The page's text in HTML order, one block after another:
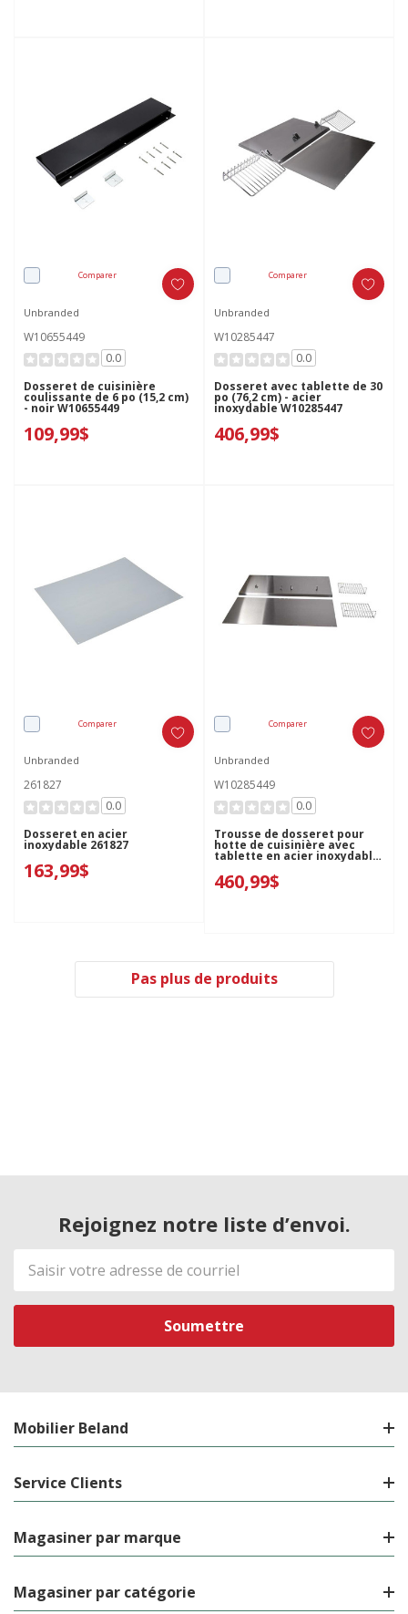
Comparer
Unbranded
W10655449
0.0
Dosseret de cuisinière
coulissante de 6 po (15,2 cm)
- noir W10655449
109,99$
Comparer
Unbranded
W10285447
0.0
Dosseret avec tablette de 30
po (76,2 cm) - acier
inoxydable W10285447
406,99$
Comparer
Unbranded
261827
0.0
Dosseret en acier
inoxydable 261827
163,99$
Comparer
Unbranded
W10285449
0.0
Trousse de dosseret pour
hotte de cuisinière avec
tablette en acier inoxydable
- 48 po (121,9 cm) W10285449
460,99$
Pas plus de produits
Rejoignez notre liste d’envoi.
Adresse
de
courriel
Mobilier Beland
Service Clients
Magasiner par marque
Magasiner par catégorie